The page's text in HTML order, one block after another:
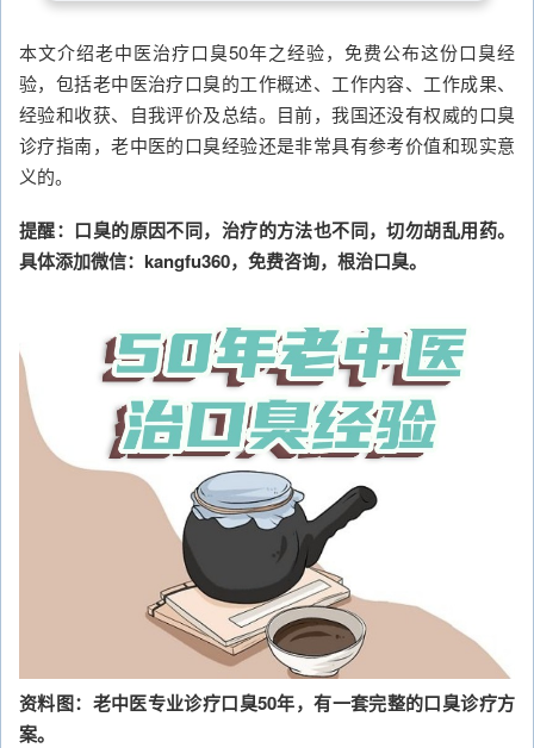
本文介绍老中医治疗口臭50年之经验，免费公布这份口臭经
验，包括老中医治疗口臭的工作概述、工作内容、工作成果、
经验和收获、自我评价及总结。目前，我国还没有权威的口臭
诊疗指南，老中医的口臭经验还是非常具有参考价值和现实意
义的。
提醒：口臭的原因不同，治疗的方法也不同，切勿胡乱用药。
具体添加微信：kangfu360，免费咨询，根治口臭。
资料图：老中医专业诊疗口臭50年，有一套完整的口臭诊疗方
案。